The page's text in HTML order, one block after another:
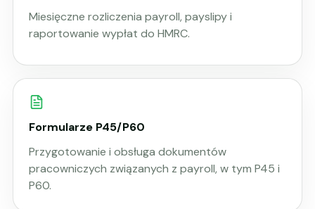
Miesięczne rozliczenia payroll, payslipy i
raportowanie wypłat do HMRC.
Formularze P45/P60
Przygotowanie i obsługa dokumentów
pracowniczych związanych z payroll, w tym P45 i
P60.